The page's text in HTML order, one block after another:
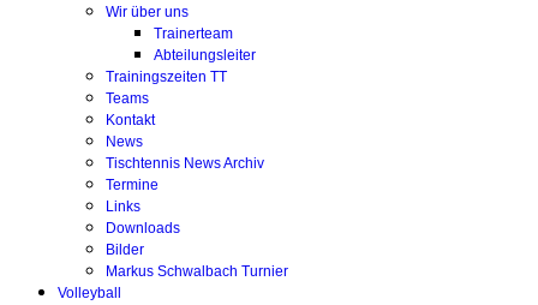
Wir über uns
Trainerteam
Abteilungsleiter
Trainingszeiten TT
Teams
Kontakt
News
Tischtennis News Archiv
Termine
Links
Downloads
Bilder
Markus Schwalbach Turnier
Volleyball